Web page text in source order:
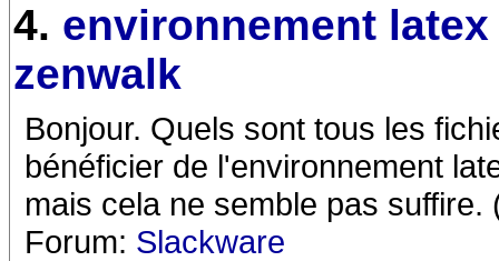
4. environnement
zenwalk
Bonjour. Quels sont tous les
bénéficier de l'environnement
mais cela ne semble pas suffire.
Forum: Slackware